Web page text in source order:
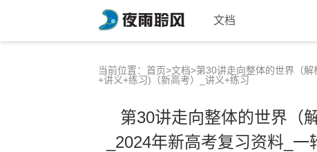
文档
当前位置： 首页>文档>第30讲走向整体的世界（
+讲义+练习)（新高考）_讲义+练习
第30讲走向整体的世界（
_2024年新高考复习资料_